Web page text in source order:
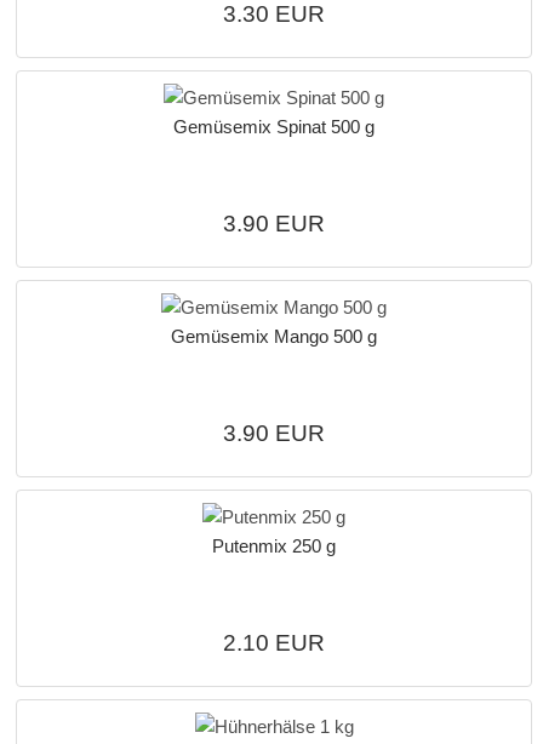
3.30 EUR
Gemüsemix Spinat 500 g
3.90 EUR
Gemüsemix Mango 500 g
3.90 EUR
Putenmix 250 g
2.10 EUR